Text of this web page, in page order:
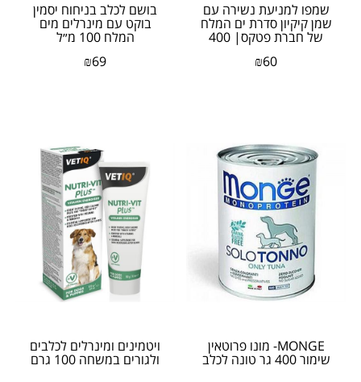
שמפו למניעת נשירה עם
שמן קיקיון סדרת ים המלח
של חברת פטקס| 400
מיליליטר
₪60
בושם לכלב בניחוח יסמין
בוקט עם מינרלים מים
המלח 100 מ״ל
₪69
MONGE- מונו פרוטאין
שימור 400 גר טונה לכלב
ויטמינים ומינרלים לכלבים
ולגורים במשחה 100 גרם